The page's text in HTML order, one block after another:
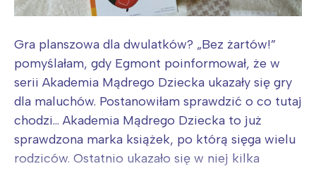
Gra planszowa dla dwulatków? „Bez żartów!”
pomyślałam, gdy Egmont poinformował, że w
serii Akademia Mądrego Dziecka ukazały się gry
dla maluchów. Postanowiłam sprawdzić o co tutaj
chodzi... Akademia Mądrego Dziecka to już
sprawdzona marka książek, po którą sięga wielu
rodziców. Ostatnio ukazało się w niej kilka